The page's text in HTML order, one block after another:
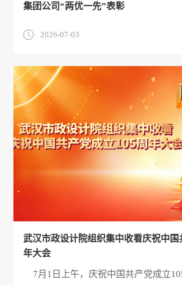
集团公司“两优一先”表彰
2026-07-03
武汉市政设计院组织集中收看庆祝中国
年大会